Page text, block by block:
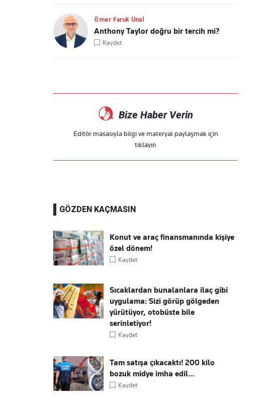
Ömer Faruk Ünal
Anthony Taylor doğru bir tercih mi?
Kaydet
Bize Haber Verin
Editör masasıyla bilgi ve materyal paylaşmak için
tıklayın
GÖZDEN KAÇMASIN
Konut ve araç finansmanında kişiye
özel dönem!
Kaydet
Sıcaklardan bunalanlara ilaç gibi
uygulama: Sizi görüp gölgeden
yürütüyor, otobüste bile
serinletiyor!
Kaydet
Tam satışa çıkacaktı! 200 kilo
bozuk midye imha edil...
Kaydet